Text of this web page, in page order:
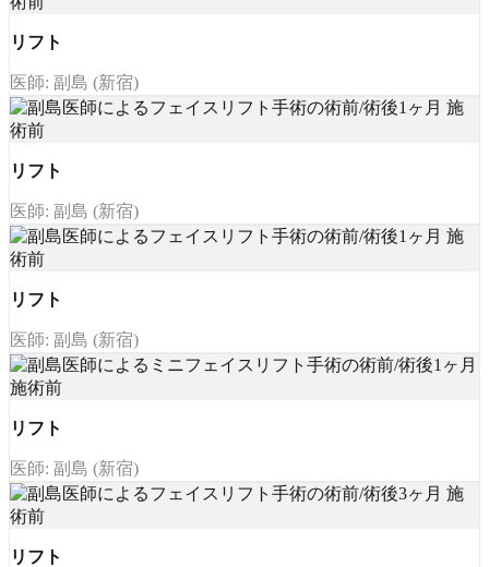
リフト
医師: 副島 (新宿)
リフト
医師: 副島 (新宿)
リフト
医師: 副島 (新宿)
リフト
医師: 副島 (新宿)
リフト